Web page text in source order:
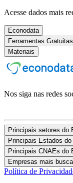
Acesse dados mais
Econodata
Ferramentas Gratuitas
Materiais
Nos siga nas redes
Principais setores do
Principais Estados do
Principais CNAEs do
Empresas mais
Política de